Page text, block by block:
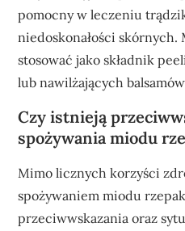
pomocny w leczeniu
niedoskonałości skórnych.
stosować jako składnik
lub nawilżających
Czy istnieją
spożywania miodu
Mimo licznych korzyści
spożywaniem miodu
przeciwwskazania oraz